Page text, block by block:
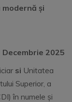
modernă și
Decembrie 2025
si Unitatea
Superior, a
în numele și